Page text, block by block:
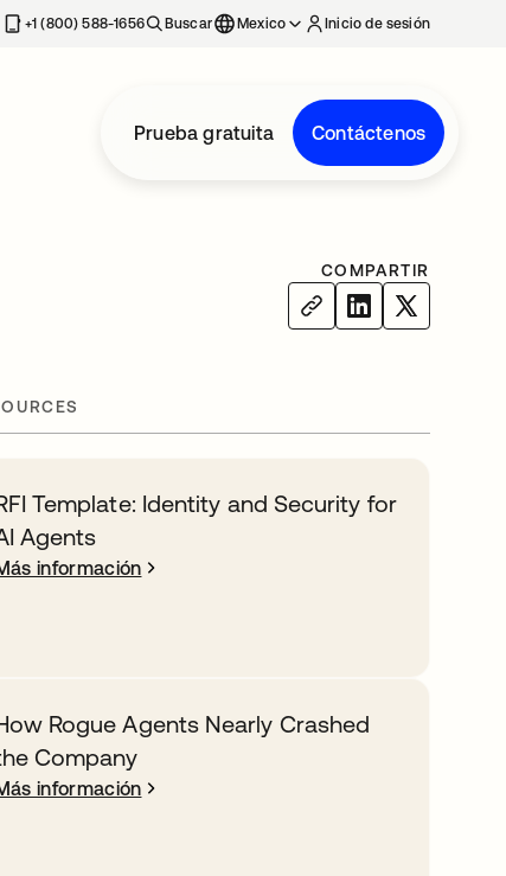
nueva
+1 (800) 588-1656 Buscar Mexico Inicio de sesión
Prueba gratuita Contáctenos
COMPARTIR
Template: Identity and Security for
Agents
información
Rogue Agents Nearly Crashed
Company
información